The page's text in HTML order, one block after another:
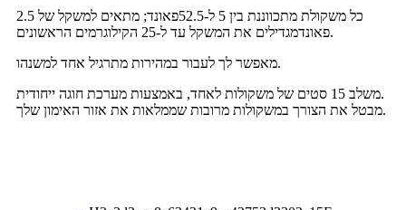
כל משקולת מתכווננת בין 5 ל-52.5
פאונד; מתאים למשקל של 2.5
פאונדמגדילים את המשקל עד ל-25 הקילוגרמים הראשונים.
מאפשר לך לעבור במהירות מתרגיל אחד למשנהו.
משלב 15 סטים של משקולות לאחד, באמצעות מערכת חוגה ייחודית.
מבטל את הצורך במשקולות מרובות שממלאות את אזור האימון שלך.